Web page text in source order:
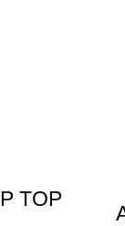
TOP